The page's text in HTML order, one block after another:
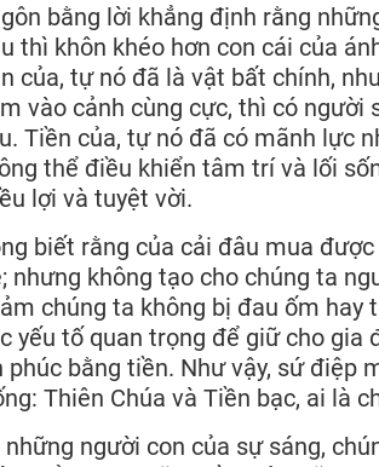
bằng lời khẳng định rằng
thì khôn khéo hơn con cái của
của, tự nó đã là vật bất chính,
vào cảnh cùng cực, thì có người
Tiền của, tự nó đã có mãnh lực
thể điều khiển tâm trí và lối
lợi và tuyệt vời.
biết rằng của cải đâu mua
nhưng không tạo cho chúng ta
chúng ta không bị đau ốm
yếu tố quan trọng để giữ cho gia
bằng tiền. Như vậy, sứ điệp
Thiên Chúa và Tiền bạc, ai là
người con của sự sáng,